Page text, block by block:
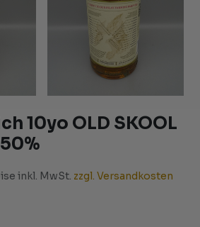
10yo OLD SKOOL
inkl. MwSt. zzgl. Versandkosten